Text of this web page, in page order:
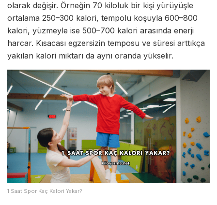
olarak değişir. Örneğin 70 kiloluk bir kişi yürüyüşle
ortalama 250–300 kalori, tempolu koşuyla 600–800
kalori, yüzmeyle ise 500–700 kalori arasında enerji
harcar. Kısacası egzersizin temposu ve süresi arttıkça
yakılan kalori miktarı da aynı oranda yükselir.
1 Saat Spor Kaç Kalori Yakar?